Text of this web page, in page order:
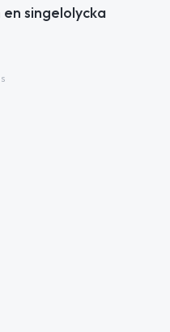
singelolycka